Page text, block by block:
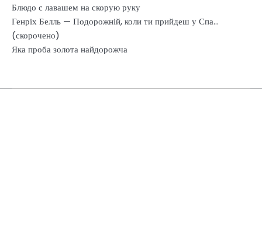
Блюдо с лавашем на скорую руку
Генріх Белль — Подорожній, коли ти прийдеш у Спа…
(скорочено)
Яка проба золота найдорожча